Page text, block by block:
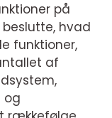
på
hvad
funktioner,
af
og